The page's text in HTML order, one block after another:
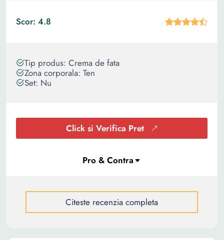
Scor: 4.8
Tip produs: Crema de fata
Zona corporala: Ten
Set: Nu
Click si Verifica Pret
Citeste recenzia completa